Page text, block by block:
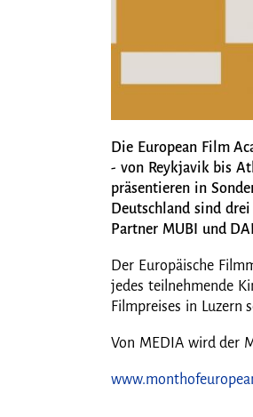
Die European Film
- von Reykjavik bis
präsentieren in
Deutschland sind
Partner MUBI und
Der Europäische
jedes teilnehmende
Filmpreises in Luzern
Von MEDIA wird der